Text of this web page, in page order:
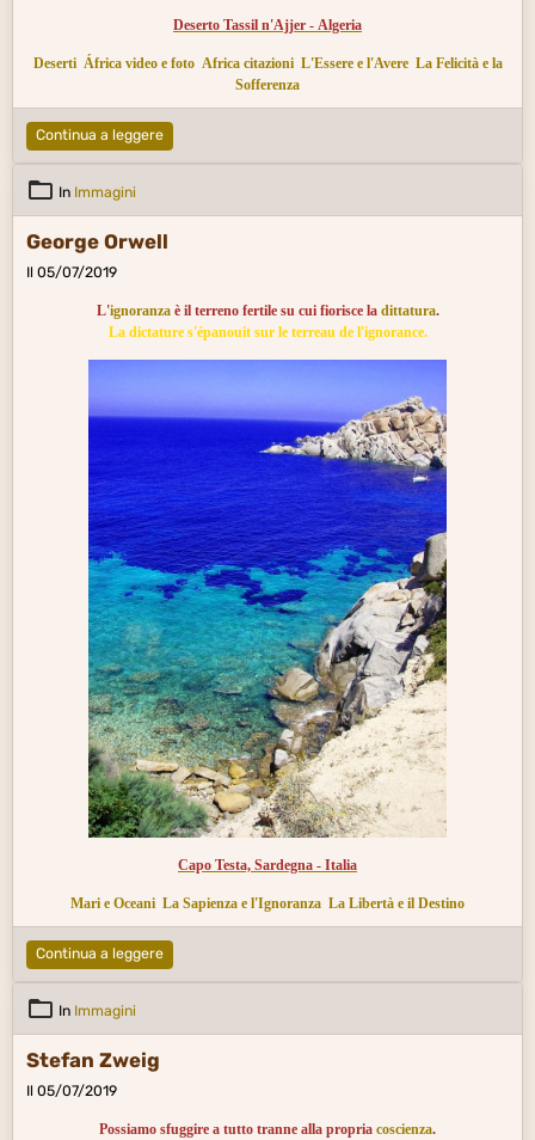
Deserto Tassil n'Ajjer - Algeria
Deserti África video e foto Africa citazioni L'Essere e l'Avere La Felicità e la
Sofferenza
Continua a leggere
In Immagini
George Orwell
Il 05/07/2019
L'ignoranzaè il terreno fertile su cui fiorisce la dittatura.
La dictature s'épanouit sur le terreau de l'ignorance.
Capo Testa, Sardegna - Italia
Mari e Oceani La Sapienza e l'Ignoranza La Libertà e il Destino
Continua a leggere
In Immagini
Stefan Zweig
Il 05/07/2019
Possiamo sfuggire a tutto tranne alla propria coscienza.